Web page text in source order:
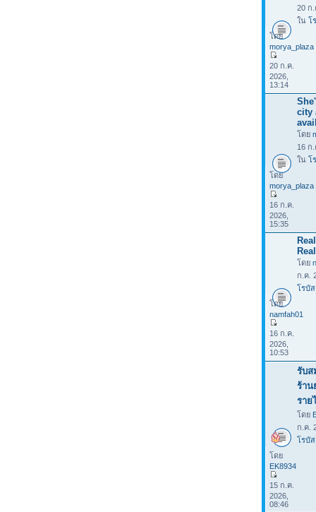
20 ก.
ใน โ
โดย
morya_plaza
20 ก.ค.
2026,
13:14
city
โดย
16 ก
ใน โ
โดย
morya_plaza
16 ก.ค.
2026,
15:35
โดย
ก.ค.
โรบั
โดย
namfah01
16 ก.ค.
2026,
10:53
รับส
ร้าน
ราย
โดย
ก.ค.
โรบั
โดย
EK8934
15 ก.ค.
2026,
08:46